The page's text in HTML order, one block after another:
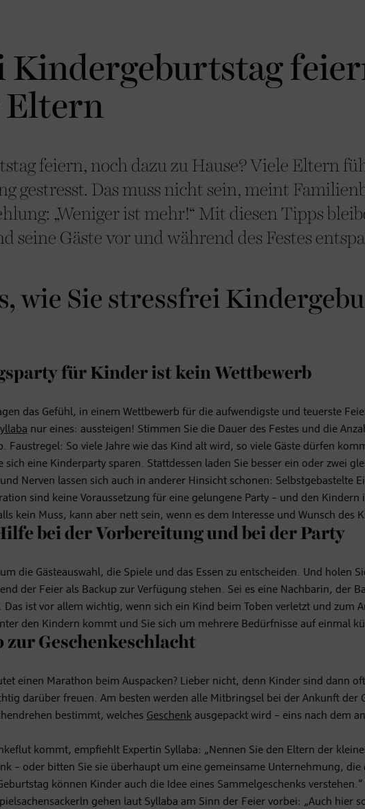
Kindergeburtstag
Eltern
feiern, noch dazu zu Hause? Viele Eltern
gestresst. Das muss nicht sein, meint
„Weniger ist mehr!“ Mit diesen Tipps
seine Gäste vor und während des Festes
wie Sie stressfrei
für Kinder ist kein Wettbewerb
das Gefühl, in einem Wettbewerb für die aufwendigste und teuerste
nur eines: aussteigen! Stimmen Sie die Dauer des Festes und die
Faustregel: So viele Jahre wie das Kind alt wird, so viele Gäste dürfen
sich eine Kinderparty sparen. Stattdessen laden Sie besser ein oder zwei
Nerven lassen sich auch in anderer Hinsicht schonen: Selbstgebastelte
sind keine Voraussetzung für eine gelungene Party – und den Kindern
kein Muss, kann aber nett sein, wenn es dem Interesse und Wunsch des
bei der Vorbereitung und bei der Party
die Gästeauswahl, die Spiele und das Essen zu entscheiden. Und holen
der Feier als Backup zur Verfügung stehen. Sei es eine Nachbarin, der
Das ist vor allem wichtig, wenn sich ein Kind beim Toben verletzt und zum
den Kindern kommt und Sie sich um mehrere Bedürfnisse auf einmal
zur Geschenkeschlacht
einen Marathon beim Auspacken? Lieber nicht, denn Kinder sind dann
darüber freuen. Am besten werden alle Mitbringsel bei der Ankunft der
bestimmt, welches Geschenk ausgepackt wird – eins nach dem
kommt, empfiehlt Expertin Syllaba: „Nennen Sie den Eltern der
– oder bitten Sie sie überhaupt um eine gemeinsame Unternehmung, die
können Kinder auch die Idee eines Sammelgeschenks
gehen laut Syllaba am Sinn der Feier vorbei: „Auch hier